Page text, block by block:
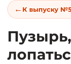
← К выпуску